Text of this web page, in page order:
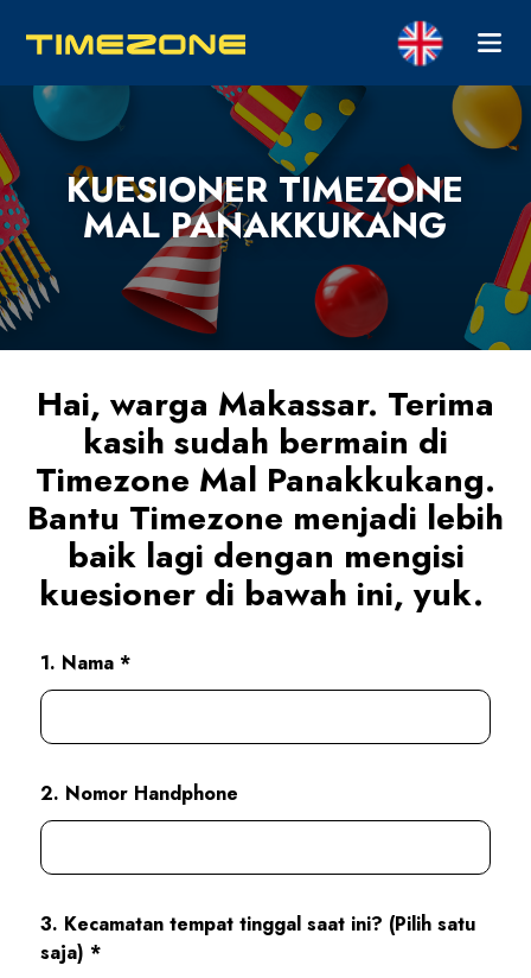
KUESIONER TIMEZONE
MAL PANAKKUKANG
Hai, warga Makassar. Terima
kasih sudah bermain di
Timezone Mal Panakkukang.
Bantu Timezone menjadi lebih
baik lagi dengan mengisi
kuesioner di bawah ini, yuk.
1. Nama *
2. Nomor Handphone
3. Kecamatan tempat tinggal saat ini? (Pilih satu
saja) *